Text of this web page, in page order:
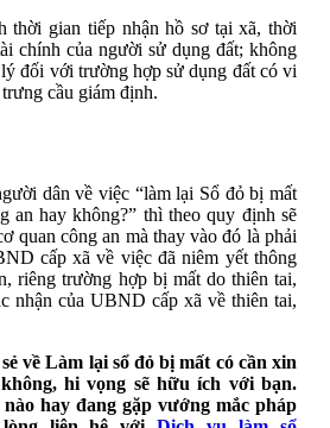
thời gian tiếp nhận hồ sơ tại xã, thời
chính của người sử dụng đất; không
đối với trường hợp sử dụng đất có vi
cầu giám định.
dân về việc “làm lại Sổ đỏ bị mất
an hay không?” thì theo quy định sẽ
quan công an mà thay vào đó là phải
cấp xã về việc đã niêm yết thông
riêng trường hợp bị mất do thiên tai,
nhận của UBND cấp xã về thiên tai,
về Làm lại sổ đỏ bị mất có cần xin
hi vọng sẽ hữu ích với bạn.
hay đang gặp vướng mắc pháp